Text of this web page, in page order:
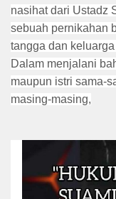
nasihat dari Ustadz
sebuah pernikahan
tangga dan
Dalam menjalani
maupun istri sama-
masing-masing,